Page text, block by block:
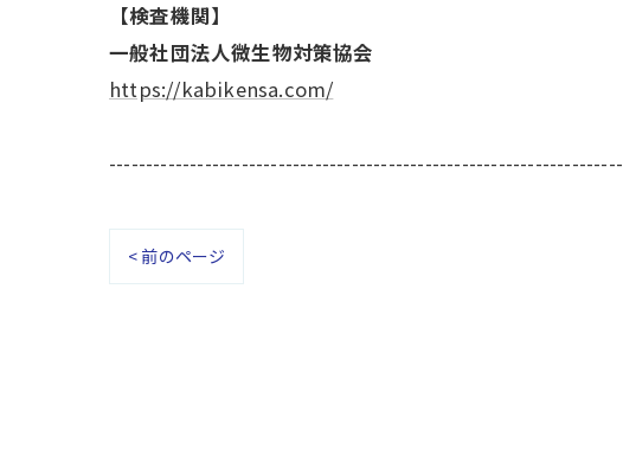
【検査機関】
一般社団法人微生物対策協会
https://kabikensa.com/
----------------------------------------------------------------------
< 前のページ